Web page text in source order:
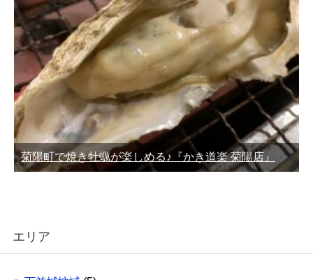
菊陽町で焼き牡蠣が楽しめる♪『かき道楽 菊陽店』
エリア